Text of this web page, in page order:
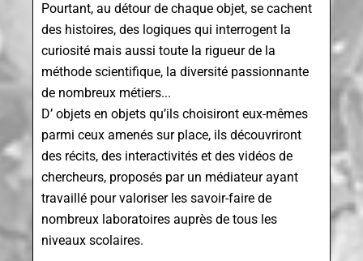
Pourtant, au détour de chaque objet, se cachent
des histoires, des logiques qui interrogent la
curiosité mais aussi toute la rigueur de la
méthode scientifique, la diversité passionnante
de nombreux métiers...
D’ objets en objets qu’ils choisiront eux-mêmes
parmi ceux amenés sur place, ils découvriront
des récits, des interactivités et des vidéos de
chercheurs, proposés par un médiateur ayant
travaillé pour valoriser les savoir-faire de
nombreux laboratoires auprès de tous les
niveaux scolaires.